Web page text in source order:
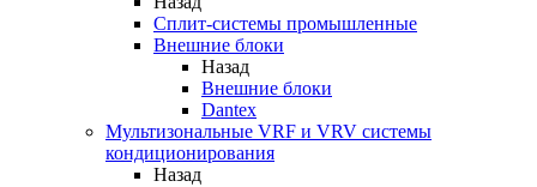
Сплит-системы промышленные
Внешние блоки
Назад
Внешние блоки
Dantex
Мультизональные VRF и VRV системы
кондиционирования
Назад